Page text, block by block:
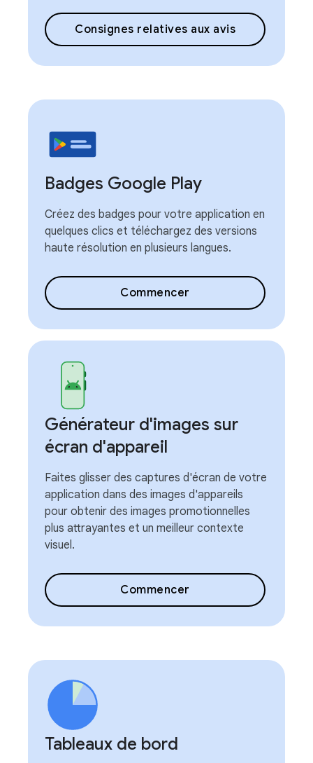
Consignes relatives aux avis
Badges Google Play
Créez des badges pour votre application en
quelques clics et téléchargez des versions
haute résolution en plusieurs langues.
Commencer
Générateur d'images sur
écran d'appareil
Faites glisser des captures d'écran de votre
application dans des images d'appareils
pour obtenir des images promotionnelles
plus attrayantes et un meilleur contexte
visuel.
Commencer
Tableaux de bord